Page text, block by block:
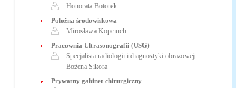
Honorata Botorek
Położna środowiskowa
Mirosława Kopciuch
Pracownia Ultrasonografii (USG)
Specjalista radiologii i diagnostyki obrazowej
Bożena Sikora
Prywatny gabinet chirurgiczny